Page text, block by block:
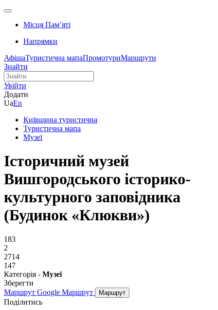
Місця Памʼяті
Напрямки
АфішаТуристична мапаПромотуриМаршрути
Знайти
Увійти
Додати
UaEn
Київщина туристична
Туристична мапа
Музеї
Історичний музей
Вишгородського історико-
культурного заповідника
(Будинок «Клюкви»)
183
2
2714
147
Категорія - Музеї
Зберегти
Маршрут Google Маршрут Маршрут
Поділитись